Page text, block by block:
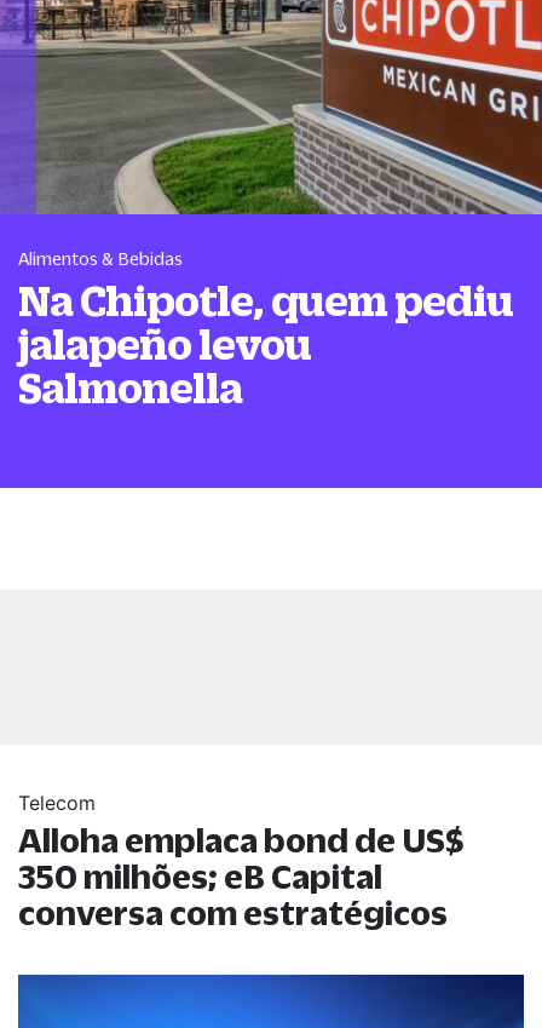
Alimentos & Bebidas
Na Chipotle, quem pediu
jalapeño levou
Salmonella
Telecom
Alloha emplaca bond de US$
350 milhões; eB Capital
conversa com estratégicos